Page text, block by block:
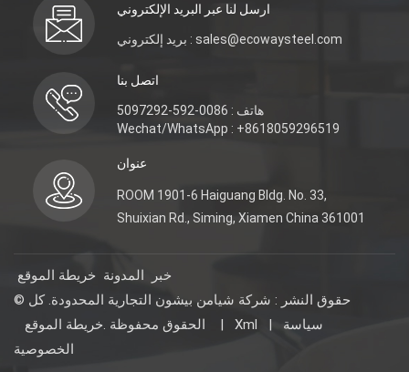
ارسل لنا عبر البريد الإلكتروني
بريد إلكتروني : sales@ecowaysteel.com
اتصل بنا
هاتف : 0086-592-5097292
Wechat/WhatsApp : +8618059296519
عنوان
ROOM 1901-6 Haiguang Bldg. No. 33,
Shuixian Rd., Siming, Xiamen China 361001
خريطة الموقع المدونة
خبر
© حقوق النشر : شركة شيامن بيشون التجارية المحدودة. كل
الحقوق محفوظة .
| Xml |
سياسة
الخصوصية